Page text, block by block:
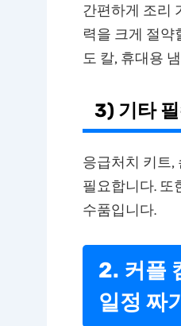
간편하게 조리
력을 크게 절약
도 칼, 휴대용
3) 기타
응급처치 키트,
필요합니다. 또
수품입니다.
2. 커플
일정 짜